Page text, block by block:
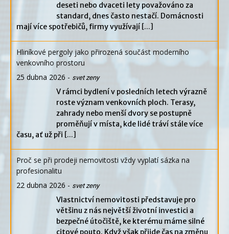
deseti nebo dvaceti lety považováno za
standard, dnes často nestačí. Domácnosti
mají více spotřebičů, firmy využívají [...]
Hliníkové pergoly jako přirozená součást moderního
venkovního prostoru
25 dubna 2026 - svet zeny
V rámci bydlení v posledních letech výrazně
roste význam venkovních ploch. Terasy,
zahrady nebo menší dvory se postupně
proměňují v místa, kde lidé tráví stále více
času, ať už při [...]
Proč se při prodeji nemovitosti vždy vyplatí sázka na
profesionalitu
22 dubna 2026 - svet zeny
Vlastnictví nemovitosti představuje pro
většinu z nás největší životní investici a
bezpečné útočiště, ke kterému máme silné
citové pouto. Když však přijde čas na změnu